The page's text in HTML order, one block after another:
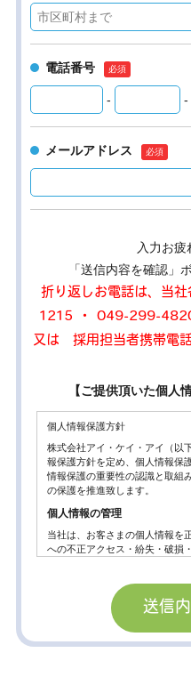
電話番号
- -
メールアドレス
入力お疲
「送信内容を確認」
折り返しお電話は、当
1215 ・ 049-299-
又は 採用担当者携帯電話
【ご提供頂いた個人
個人情報保護方針
株式会社アイ・ケイ・アイ（以
報保護方針を定め、個人情報保
情報保護の重要性の認識と取組
の保護を推進致します。
個人情報の管理
当社は、お客さまの個人情報を
への不正アクセス・紛失・破損
個人情報の利用目的
お客さまからお預かりした個人
案内やご質問に対する回答とし